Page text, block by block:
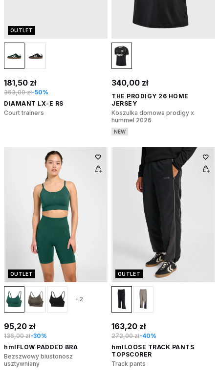
OUTLET
181,50 zł
363,00 zł-50%
DIAMANT LX-E RS
Court trainers
340,00 zł
THE PRODIGY 26 HOME
JERSEY
Koszulka domowa prodigy x
hummel 2026
NEW
OUTLET
+2
95,20 zł
136,00 zł-30%
hmlFLOW PADDED BRA
Bezszwowy biustonosz
usztywniany
OUTLET
163,20 zł
272,00 zł-40%
hmlLOOSE TRACK PANTS
TOPSCORER
Track pants